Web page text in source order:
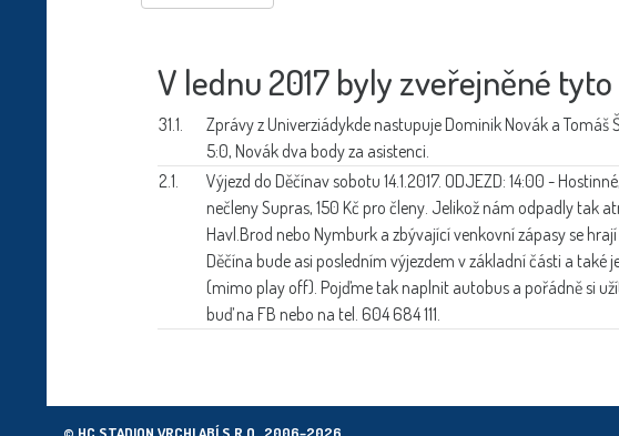
V lednu 2017 byly zveřejněné
31.1. Zprávy z Univerziádykde nastupuje Dominik Novák a Tomáš
5:0, Novák dva body za asistenci.
2.1.
Výjezd do Děčínav sobotu 14.1.2017. ODJEZD: 14:00 -
nečleny Supras, 150 Kč pro členy. Jelikož nám odpadly tak
Havl.Brod nebo Nymburk a zbývající venkovní zápasy se
Děčína bude asi posledním výjezdem v základní části a také
(mimo play off). Pojďme tak naplnit autobus a pořádně si
buď na FB nebo na tel. 604 684 111.
© HC STADION VRCHLABÍ S.R.O., 2006–2026